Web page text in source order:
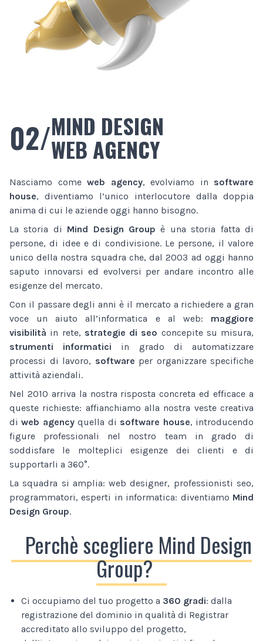
02/MIND DESIGN
WEB AGENCY
Nasciamo come web agency, evolviamo in software
house, diventiamo l’unico interlocutore dalla doppia
anima di cui le aziende oggi hanno bisogno.
La storia di Mind Design Group è una storia fatta di
persone, di idee e di condivisione. Le persone, il valore
unico della nostra squadra che, dal 2003 ad oggi hanno
saputo innovarsi ed evolversi per andare incontro alle
esigenze del mercato.
Con il passare degli anni è il mercato a richiedere a gran
voce un aiuto all’informatica e al web: maggiore
visibilità in rete, strategie di seo concepite su misura,
strumenti informatici in grado di automatizzare
processi di lavoro, software per organizzare specifiche
attività aziendali.
Nel 2010 arriva la nostra risposta concreta ed efficace a
queste richieste: affianchiamo alla nostra veste creativa
diweb agencyquella di software house, introducendo
figure professionali nel nostro team in grado di
soddisfare le molteplici esigenze dei clienti e di
supportarli a 360°.
La squadra si amplia: web designer, professionisti seo,
programmatori, esperti in informatica: diventiamo Mind
Design Group.
Perchè scegliere Mind Design
Group?
Ci occupiamo del tuo progetto a 360 gradi: dalla
registrazione del dominio in qualità di Registrar
accreditato allo sviluppo del progetto,